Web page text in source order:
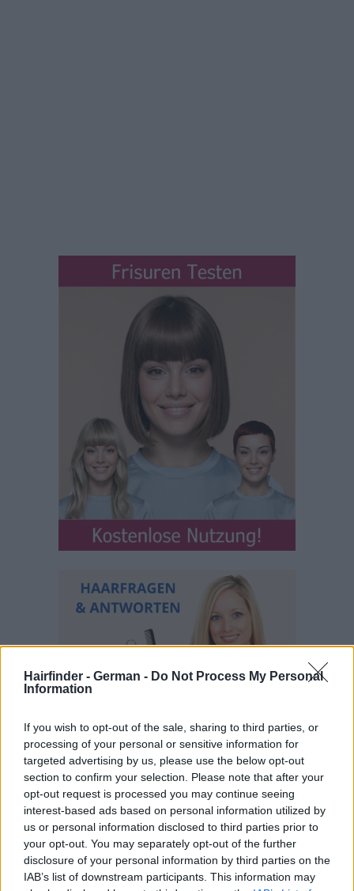
Hairfinder - German - Do Not Process My Personal
Information
If you wish to opt-out of the sale, sharing to third parties, or
processing of your personal or sensitive information for
targeted advertising by us, please use the below opt-out
section to confirm your selection. Please note that after your
opt-out request is processed you may continue seeing
interest-based ads based on personal information utilized by
us or personal information disclosed to third parties prior to
your opt-out. You may separately opt-out of the further
disclosure of your personal information by third parties on the
IAB’s list of downstream participants. This information may